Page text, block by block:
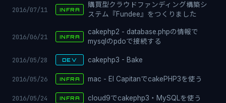
2016/07/11 INFRA
購買型クラウドファンディング構築シ
ステム『Fundee』をつくりました
2016/06/21 INFRA
cakephp2 - database.phpの情報で
mysqlのpdoで接続する
2016/05/28 DEV cakephp3 - Bake
2016/05/26 INFRA mac - El CapitanでcakePHP3を使う
2016/05/24 INFRA cloud9でcakephp3・MySQLを使う